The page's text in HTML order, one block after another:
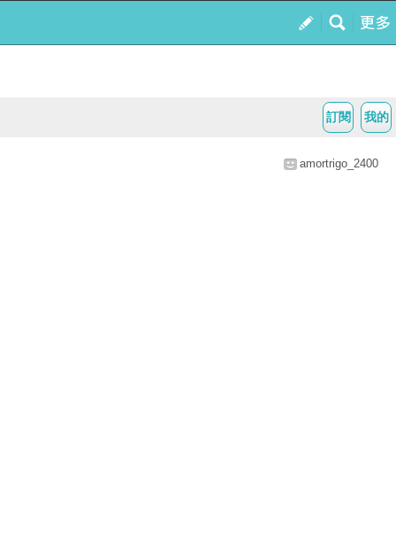
我的
訂閱
amortrigo_2400